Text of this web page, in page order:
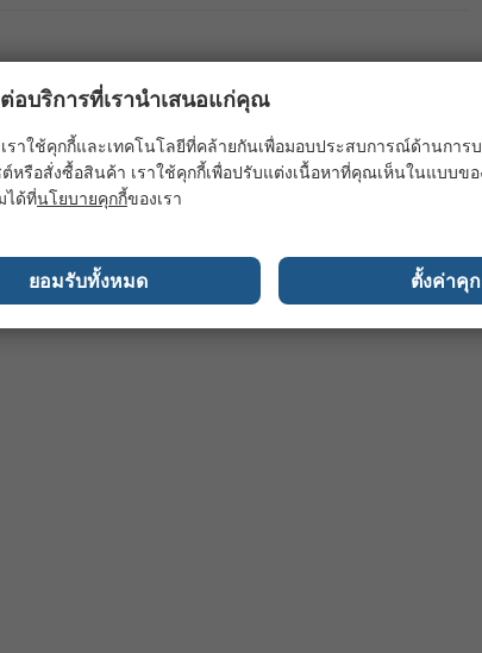
อบริการที่เรานำเสนอแก่คุณ
ราใช้คุกกี้และเทคโนโลยีที่คล้ายกันเพื่อมอบประสบการณ์ด้านการ
หรือสั่งซื้อสินค้า เราใช้คุกกี้เพื่อปรับแต่งเนื้อหาที่คุณเห็นในแบบ
ได้ที่นโยบายคุกกี้ของเรา
ยอมรับทั้งหมด ตั้งค่าคุ